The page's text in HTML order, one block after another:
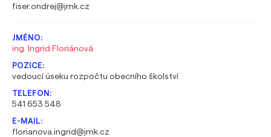
fiser.ondrej@jmk.cz
ing. Ingrid Floriánová
vedoucí úseku rozpočtu obecního školství
541 653 548
florianova.ingrid@jmk.cz